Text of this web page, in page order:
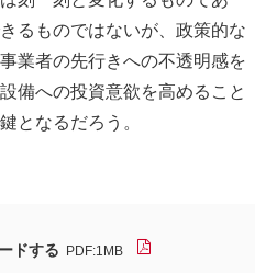
るものではないが、政策的な
業者の先行きへの不透明感を
備への投資意欲を高めること
となるだろう。
ドする PDF:1MB